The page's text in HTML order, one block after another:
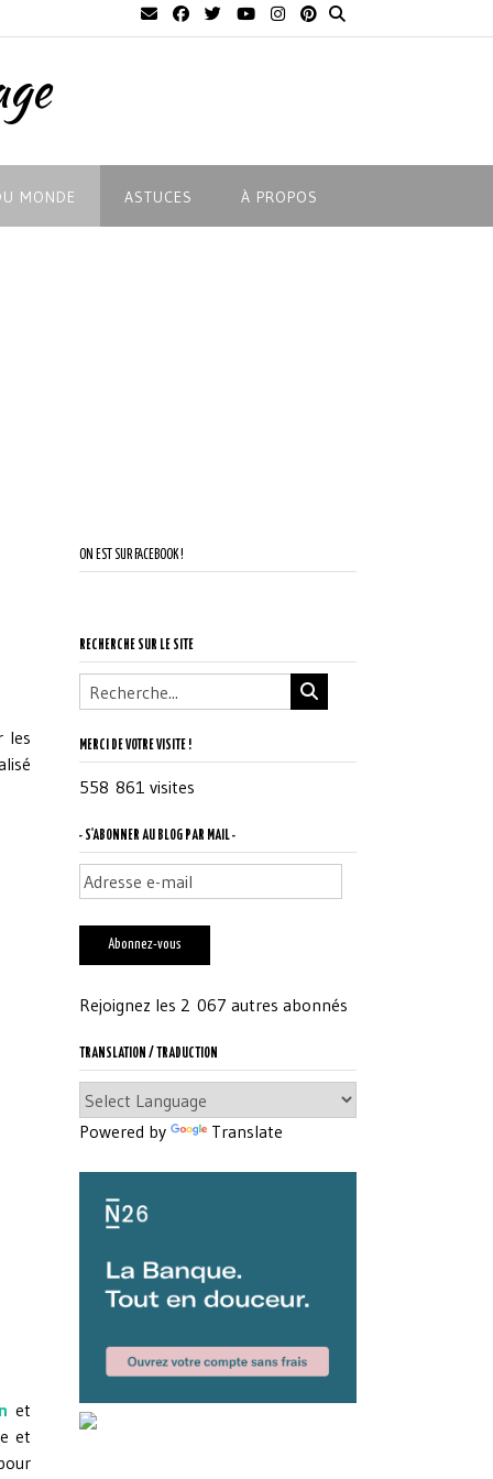
MONDE ASTUCES À PROPOS
les
et
et
ON EST SUR FACEBOOK !
RECHERCHE SUR LE SITE
MERCI DE VOTRE VISITE !
558 861 visites
- S'ABONNER AU BLOG PAR MAIL -
Adresse
e-
mail
Abonnez-vous
Rejoignez les 2 067 autres abonnés
TRANSLATION / TRADUCTION
Powered by Translate